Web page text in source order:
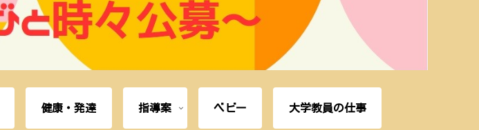
健康・発達 指導案 ベビー 大学教員の仕事